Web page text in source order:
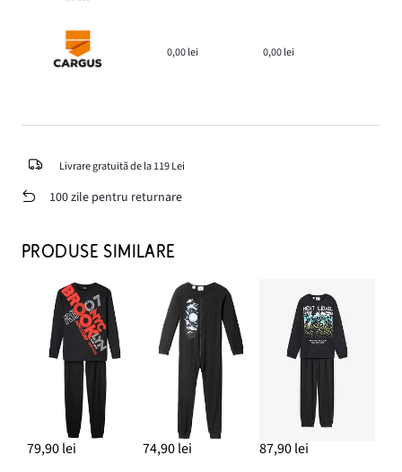
0,00 lei 0,00 lei
Livrare gratuită de la 119 Lei
100 zile pentru returnare
PRODUSE SIMILARE
79,90 lei 74,90 lei 87,90 lei